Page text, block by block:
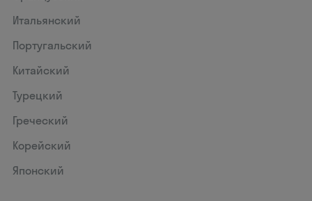
Итальянский
Португальский
Китайский
Турецкий
Греческий
Корейский
Японский